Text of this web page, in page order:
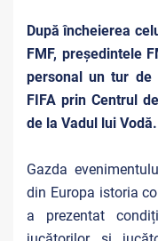
După încheierea
FMF, președintele
personal un tur de
FIFA prin Centrul
de la Vadul lui Vodă.
Gazda
din Europa istoria
a prezentat